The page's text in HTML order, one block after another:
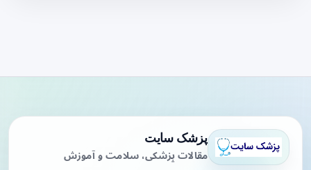
پزشک سایت
مقالات پزشکی، سلامت و آموزش